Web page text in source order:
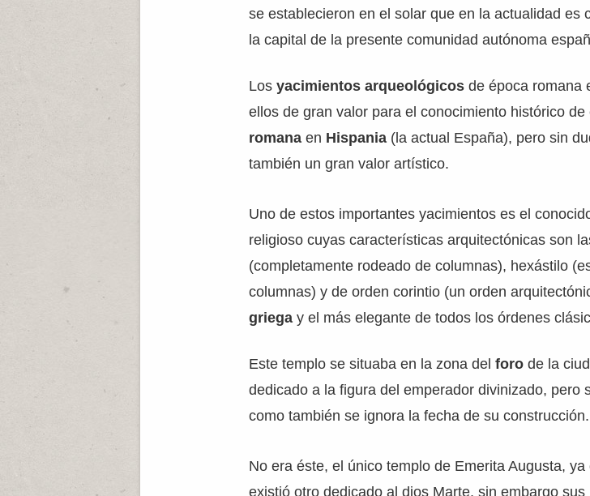
se establecieron en el solar que en la actualidad es
la capital de la presente comunidad autónoma
Losyacimientos arqueológicos de época romana
ellos de gran valor para el conocimiento histórico
romana en Hispania (la actual España), pero sin
también un gran valor artístico.
Uno de estos importantes yacimientos es el
religioso cuyas características arquitectónicas son
(completamente rodeado de columnas), hexástilo
columnas) y de orden corintio (un orden
griega y el más elegante de todos los órdenes
Este templo se situaba en la zona delforo de la
dedicado a la figura del emperador divinizado, pero
como también se ignora la fecha de su construcción.
No era éste, el único templo de Emerita Augusta,
existió otro dedicado al dios Marte, sin embargo